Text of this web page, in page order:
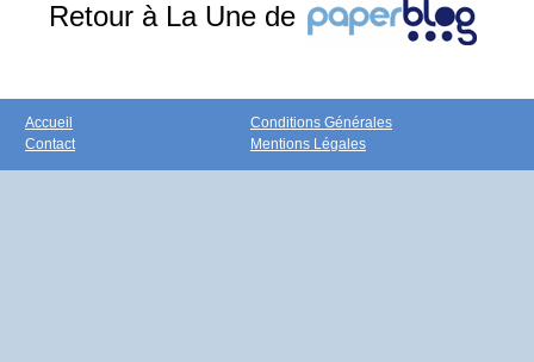
Retour à La Une de
Accueil
Contact
Conditions Générales
Mentions Légales